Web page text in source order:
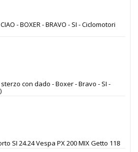
- BOXER - BRAVO - SI - Ciclomotori
con dado - Boxer - Bravo - SI -
SI 24.24 Vespa PX 200 MIX Getto 118